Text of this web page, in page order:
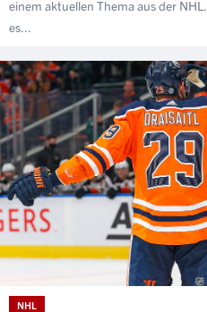
einem aktuellen Thema aus der
es...
NHL